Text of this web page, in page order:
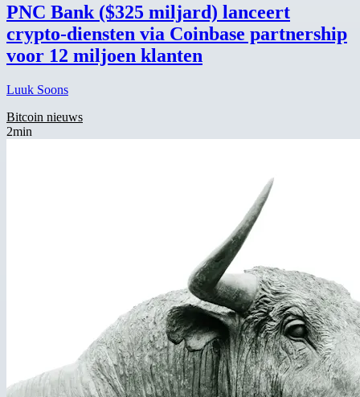
PNC Bank ($325 miljard) lanceert
crypto-diensten via Coinbase partnership
voor 12 miljoen klanten
Luuk Soons
Bitcoin nieuws
2min